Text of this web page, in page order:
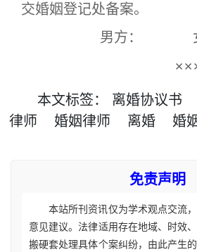
交婚姻登记处备案。
男方：
本文标签： 离婚协议书
律师
婚姻律师 离婚 婚
免责声明
本站所刊资讯仅为学术观点交流
意见建议。法律适用存在地域、时效
搬硬套处理具体个案纠纷，由此产生